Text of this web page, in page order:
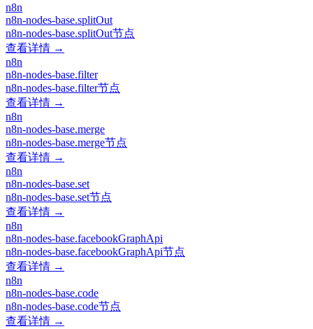
n8n
n8n-nodes-base.splitOut
n8n-nodes-base.splitOut节点
查看详情 →
n8n
n8n-nodes-base.filter
n8n-nodes-base.filter节点
查看详情 →
n8n
n8n-nodes-base.merge
n8n-nodes-base.merge节点
查看详情 →
n8n
n8n-nodes-base.set
n8n-nodes-base.set节点
查看详情 →
n8n
n8n-nodes-base.facebookGraphApi
n8n-nodes-base.facebookGraphApi节点
查看详情 →
n8n
n8n-nodes-base.code
n8n-nodes-base.code节点
查看详情 →